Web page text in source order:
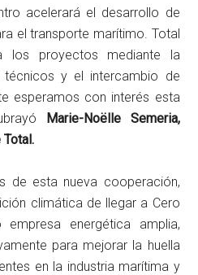
acelerará el desarrollo de
el transporte marítimo. Total
los proyectos mediante la
y el intercambio de
esperamos con interés esta
Marie-Noëlle Semeria,
de esta nueva cooperación,
climática de llegar a Cero
energética amplia,
para mejorar la huella
en la industria marítima y